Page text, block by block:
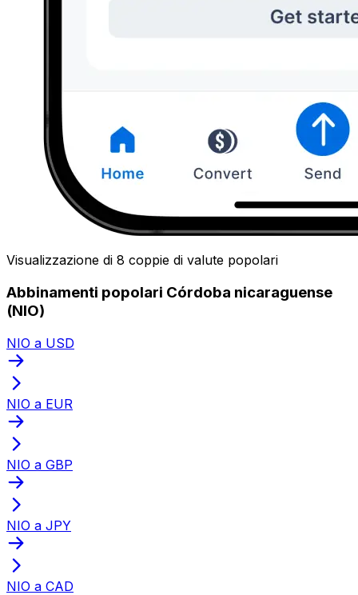
Visualizzazione di 8 coppie di valute popolari
Abbinamenti popolari Córdoba nicaraguense
(NIO)
NIO a USD
NIO a EUR
NIO a GBP
NIO a JPY
NIO a CAD